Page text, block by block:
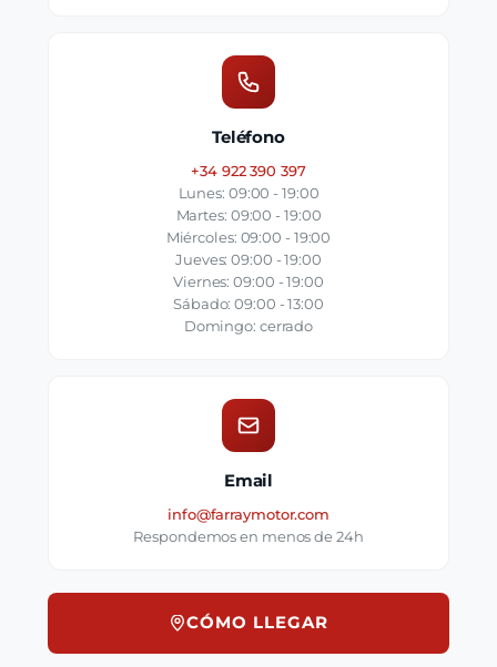
Teléfono
+34 922 390 397
Lunes: 09:00 - 19:00
Martes: 09:00 - 19:00
Miércoles: 09:00 - 19:00
Jueves: 09:00 - 19:00
Viernes: 09:00 - 19:00
Sábado: 09:00 - 13:00
Domingo: cerrado
Email
info@farraymotor.com
Respondemos en menos de 24h
CÓMO LLEGAR